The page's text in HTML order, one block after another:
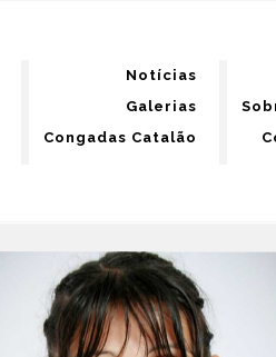
Notícias
Galerias
Congadas Catalão